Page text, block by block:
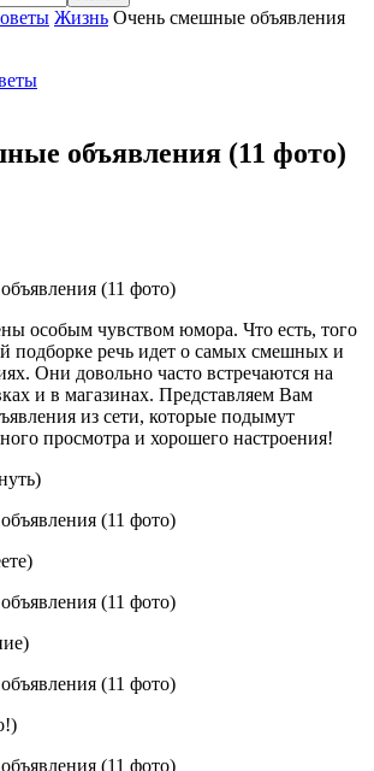
Жизнь Очень смешные объявления
объявления (11 фото)
особым чувством юмора. Что есть, того
подборке речь идет о самых смешных и
Они довольно часто встречаются на
и в магазинах. Представляем Вам
из сети, которые подымут
просмотра и хорошего настроения!